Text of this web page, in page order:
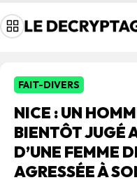
FAIT-DIVERS
NICE : UN
BIENTÔT JUGÉ
D’UNE FEMME
AGRESSÉE À